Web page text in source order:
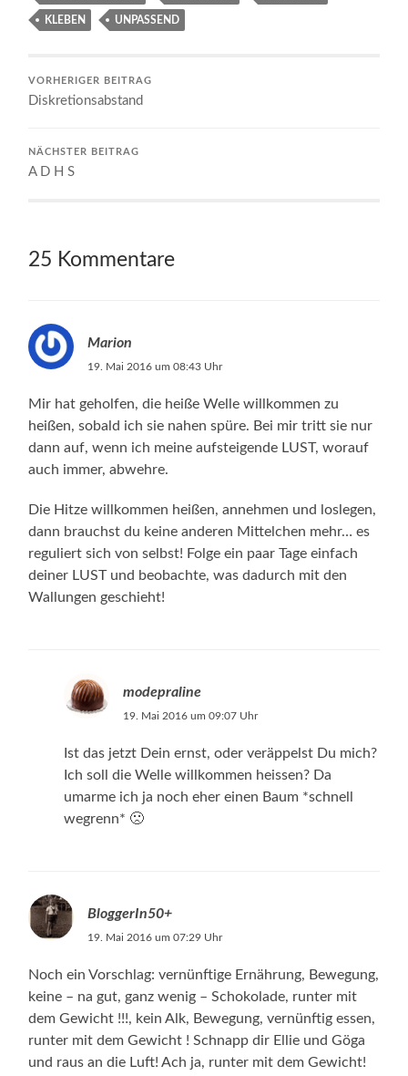
KLEBEN UNPASSEND
VORHERIGER BEITRAG
Diskretionsabstand
NÄCHSTER BEITRAG
A D H S
25 Kommentare
Marion
19. Mai 2016 um 08:43 Uhr
Mir hat geholfen, die heiße Welle willkommen zu
heißen, sobald ich sie nahen spüre. Bei mir tritt sie nur
dann auf, wenn ich meine aufsteigende LUST, worauf
auch immer, abwehre.
Die Hitze willkommen heißen, annehmen und loslegen,
dann brauchst du keine anderen Mittelchen mehr… es
reguliert sich von selbst! Folge ein paar Tage einfach
deiner LUST und beobachte, was dadurch mit den
Wallungen geschieht!
modepraline
19. Mai 2016 um 09:07 Uhr
Ist das jetzt Dein ernst, oder veräppelst Du mich?
Ich soll die Welle willkommen heissen? Da
umarme ich ja noch eher einen Baum *schnell
wegrenn* 🙁
BloggerIn50+
19. Mai 2016 um 07:29 Uhr
Noch ein Vorschlag: vernünftige Ernährung, Bewegung,
keine – na gut, ganz wenig – Schokolade, runter mit
dem Gewicht !!!, kein Alk, Bewegung, vernünftig essen,
runter mit dem Gewicht ! Schnapp dir Ellie und Göga
und raus an die Luft! Ach ja, runter mit dem Gewicht!